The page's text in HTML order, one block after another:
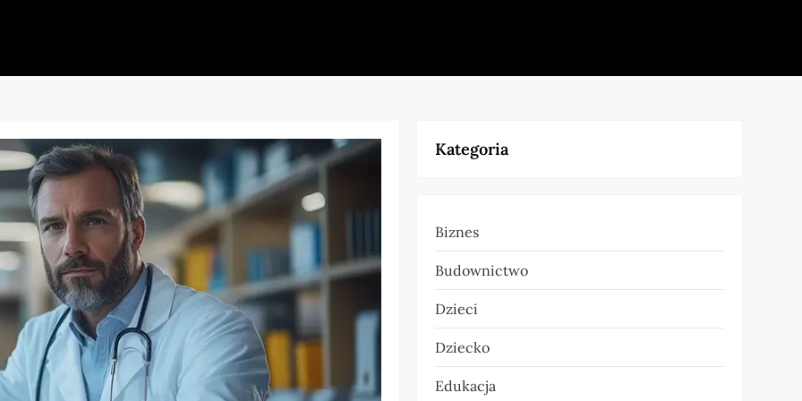
Kategoria
Biznes
Budownictwo
Dzieci
Dziecko
Edukacja